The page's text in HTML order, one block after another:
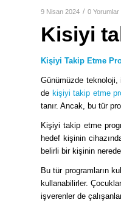
9 Nisan 2024 / 0 Yorumlar
Kisiyi
Kişiyi Takip Etme
Günümüzde teknoloji,
de kişiyi takip etme
tanır. Ancak, bu tür
Kişiyi takip etme
hedef kişinin
belirli bir kişinin
Bu tür programların
kullanabilirler.
işverenler de